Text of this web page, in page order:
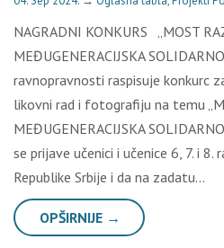
NAGRADNI KONKURS „MOST
MEĐUGENERACIJSKA
ravnopravnosti raspisuje konkurc
likovni rad i fotografiju na temu
MEĐUGENERACIJSKA
se prijave učenici i učenice 6, 7. i
Republike Srbije i da na zadatu…
OPŠIRNIJE →